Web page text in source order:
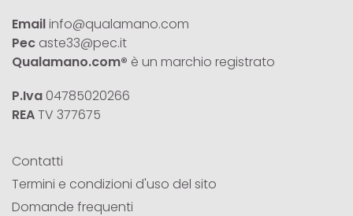
Emailinfo@qualamano.com
Pec aste33@pec.it
Qualamano.com® è un marchio registrato
P.Iva 04785020266
REATV 377675
Contatti
Termini e condizioni d'uso del sito
Domande frequenti